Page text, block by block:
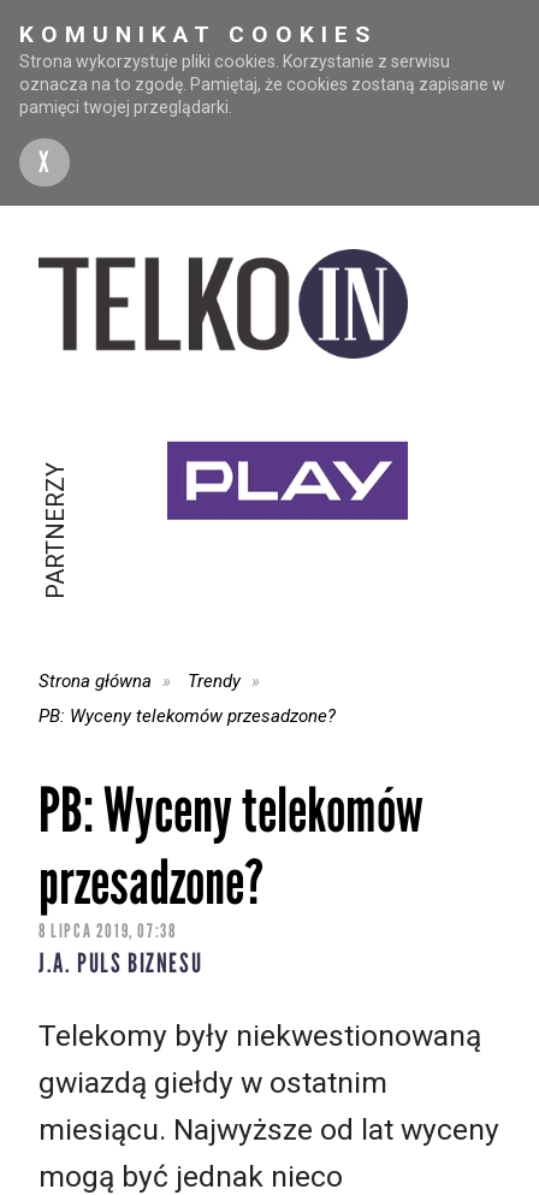
KOMUNIKAT COOKIES
Strona wykorzystuje pliki cookies. Korzystanie z serwisu
oznacza na to zgodę. Pamiętaj, że cookies zostaną zapisane w
pamięci twojej przeglądarki.
X
PARTNERZY
Strona główna
Trendy
PB: Wyceny telekomów przesadzone?
PB: Wyceny telekomów
przesadzone?
8 LIPCA 2019, 07:38
J.A. PULS BIZNESU
Telekomy były niekwestionowaną
gwiazdą giełdy w ostatnim
miesiącu. Najwyższe od lat wyceny
mogą być jednak nieco